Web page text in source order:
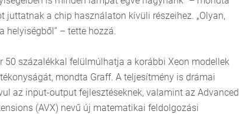
juttatnak a chip használaton kívüli részeihez. „Olyan,
helyiségből” – tette hozzá.
50 százalékkal felülmúlhatja a korábbi Xeon modellek
mondta Graff. A teljesítmény is drámai
az input-output fejlesztéseknek, valamint az Advanced
(AVX) nevű új matematikai feldolgozási